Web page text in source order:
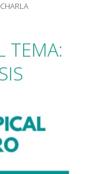
CHARLA
TEMA: